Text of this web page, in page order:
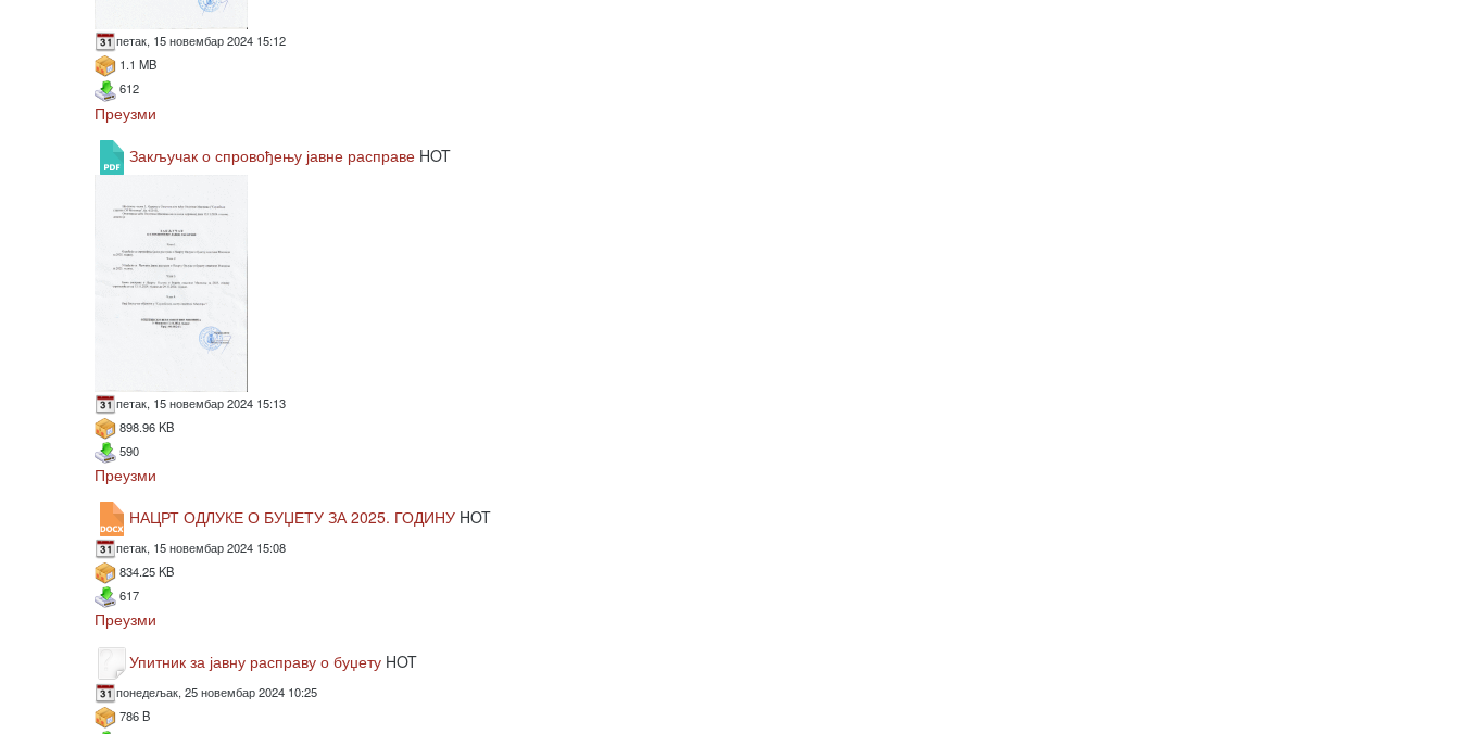
петак, 15 новембар 2024 15:12
1.1 MB
612
Преузми
Закључак о спровођењу јавне расправе HOT
петак, 15 новембар 2024 15:13
898.96 KB
590
Преузми
НАЦРТ ОДЛУКЕ О БУЏЕТУ ЗА 2025. ГОДИНУ HOT
петак, 15 новембар 2024 15:08
834.25 KB
617
Преузми
Упитник за јавну расправу о буџету HOT
понедељак, 25 новембар 2024 10:25
786 B